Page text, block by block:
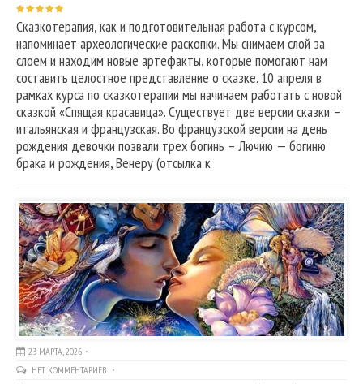
Сказкотерапия, как и подготовительная работа с курсом,
напоминает археологические раскопки. Мы снимаем слой за
слоем и находим новые артефакты, которые помогают нам
составить целостное представление о сказке. 10 апреля в
рамках курса по сказкотерапии мы начинаем работать с новой
сказкой «Спящая красавица». Существует две версии сказки –
итальянская и французская. Во французской версии на день
рождения девочки позвали трех богинь – Лючию — богиню
брака и рождения, Венеру (отсылка к
23 МАРТА, 2026
НЕТ КОММЕНТАРИЕВ